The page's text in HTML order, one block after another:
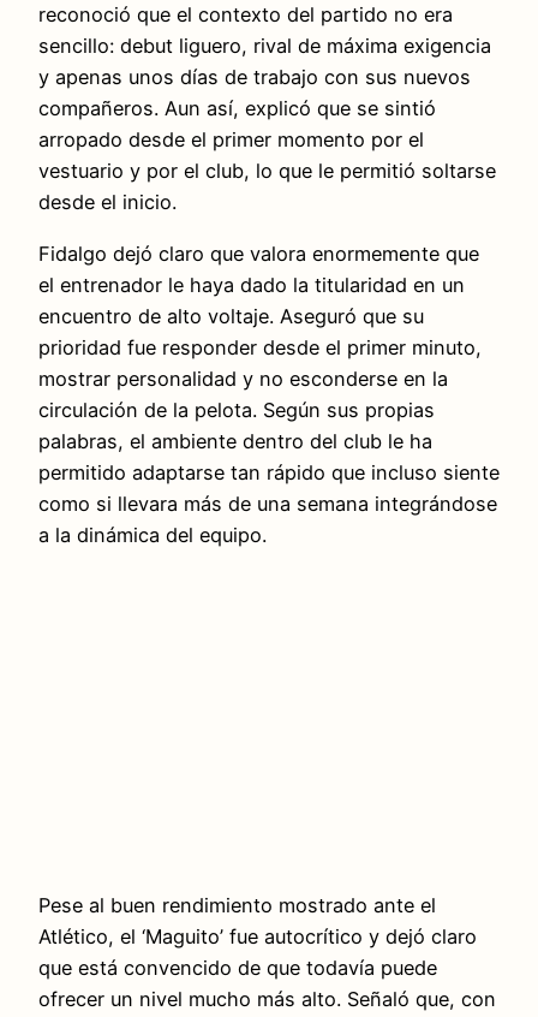
reconoció que el contexto del partido no era
sencillo: debut liguero, rival de máxima exigencia
y apenas unos días de trabajo con sus nuevos
compañeros. Aun así, explicó que se sintió
arropado desde el primer momento por el
vestuario y por el club, lo que le permitió soltarse
desde el inicio.
Fidalgo dejó claro que valora enormemente que
el entrenador le haya dado la titularidad en un
encuentro de alto voltaje. Aseguró que su
prioridad fue responder desde el primer minuto,
mostrar personalidad y no esconderse en la
circulación de la pelota. Según sus propias
palabras, el ambiente dentro del club le ha
permitido adaptarse tan rápido que incluso siente
como si llevara más de una semana integrándose
a la dinámica del equipo.
Pese al buen rendimiento mostrado ante el
Atlético, el ‘Maguito’ fue autocrítico y dejó claro
que está convencido de que todavía puede
ofrecer un nivel mucho más alto. Señaló que, con